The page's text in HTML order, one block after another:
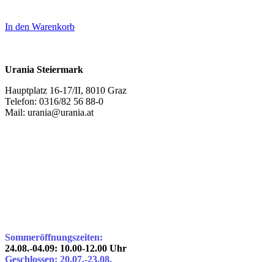
In den Warenkorb
Urania Steiermark
Hauptplatz 16-17/II, 8010 Graz
Telefon: 0316/82 56 88-0
Mail: urania@urania.at
Sommeröffnungszeiten:
24.08.-04.09: 10.00-12.00 Uhr
Geschlossen: 20.07.-23.08.